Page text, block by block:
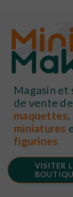
Magasin et
de vente de
maquettes,
miniatures
figurines
VISITER